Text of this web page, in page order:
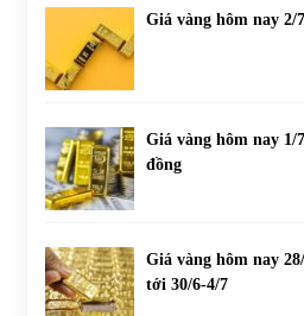
Giá vàng hôm nay 2/
Giá vàng hôm nay 1/
đồng
Giá vàng hôm nay
tới 30/6-4/7